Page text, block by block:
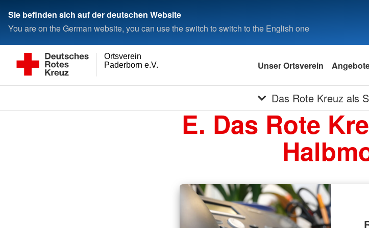
Sie befinden sich auf der deutschen Website
You are on the German website, you can use the switch to switch to the English one
Paderborn e.V.
Ortsverein
Unser Ortsverein
Das Rote Kreuz als
E. Das Rote